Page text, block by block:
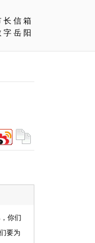
长信箱
字岳阳
你们
要为